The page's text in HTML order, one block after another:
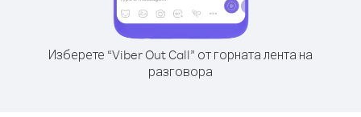
Изберете “Viber Out Call” от горната лента на
разговора